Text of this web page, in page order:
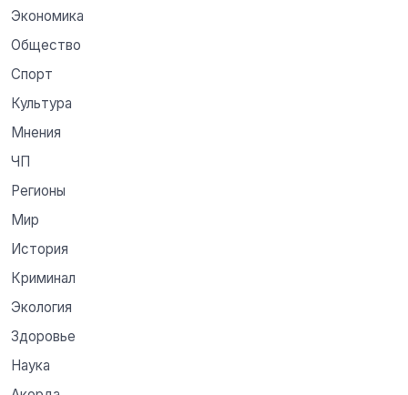
Экономика
Общество
Спорт
Культура
Мнения
ЧП
Регионы
Мир
История
Криминал
Экология
Здоровье
Наука